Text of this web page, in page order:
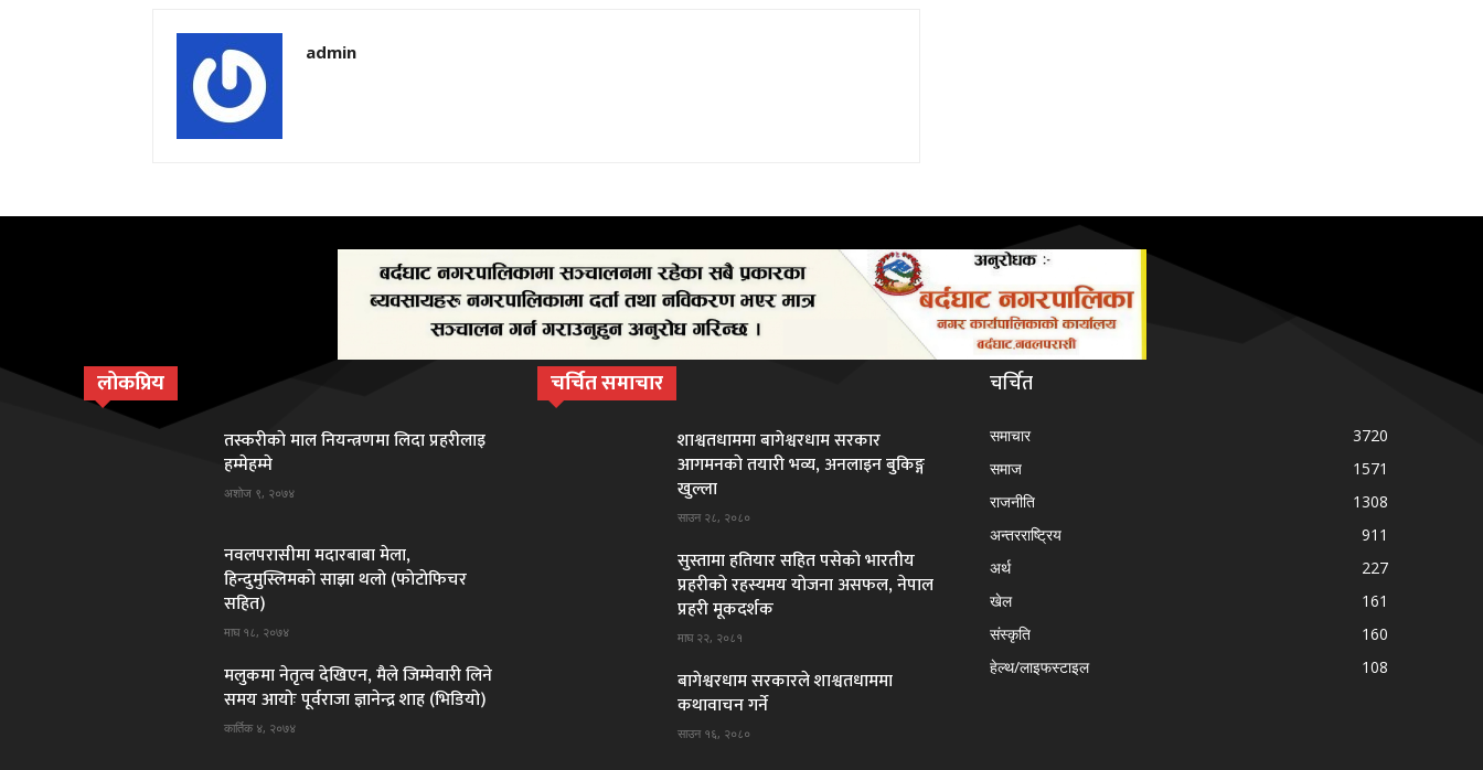
admin
लोकप्रिय
तस्करीकाे माल नियन्त्रणमा लिदा प्रहरीलाइ
हम्मेहम्मे
अशोज ९, २०७४
नवलपरासीमा मदारबाबा मेला,
हिन्दुमुस्लिमकाे साझा थलाे (फाेटाेफिचर
सहित)
माघ १८, २०७४
मलुकमा नेतृत्व देखिएन, मैले जिम्मेवारी लिने
समय आयोः पूर्वराजा ज्ञानेन्द्र शाह (भिडियो)
कार्तिक ४, २०७४
चर्चित समाचार
शाश्वतधाममा बागेश्वरधाम सरकार
आगमनकाे तयारी भव्य, अनलाइन बुकिङ्ग
खुल्ला
साउन २८, २०८०
सुस्तामा हतियार सहित पसेकाे भारतीय
प्रहरीकाे रहस्यमय याेजना असफल, नेपाल
प्रहरी मूकदर्शक
माघ २२, २०८१
बागेश्वरधाम सरकारले शाश्वतधाममा
कथावाचन गर्ने
साउन १६, २०८०
चर्चित
समाचार
3720
समाज
1571
राजनीति
1308
अन्तरराष्ट्रिय
911
अर्थ
227
खेल
161
संस्कृति
160
हेल्थ/लाइफस्टाइल
108